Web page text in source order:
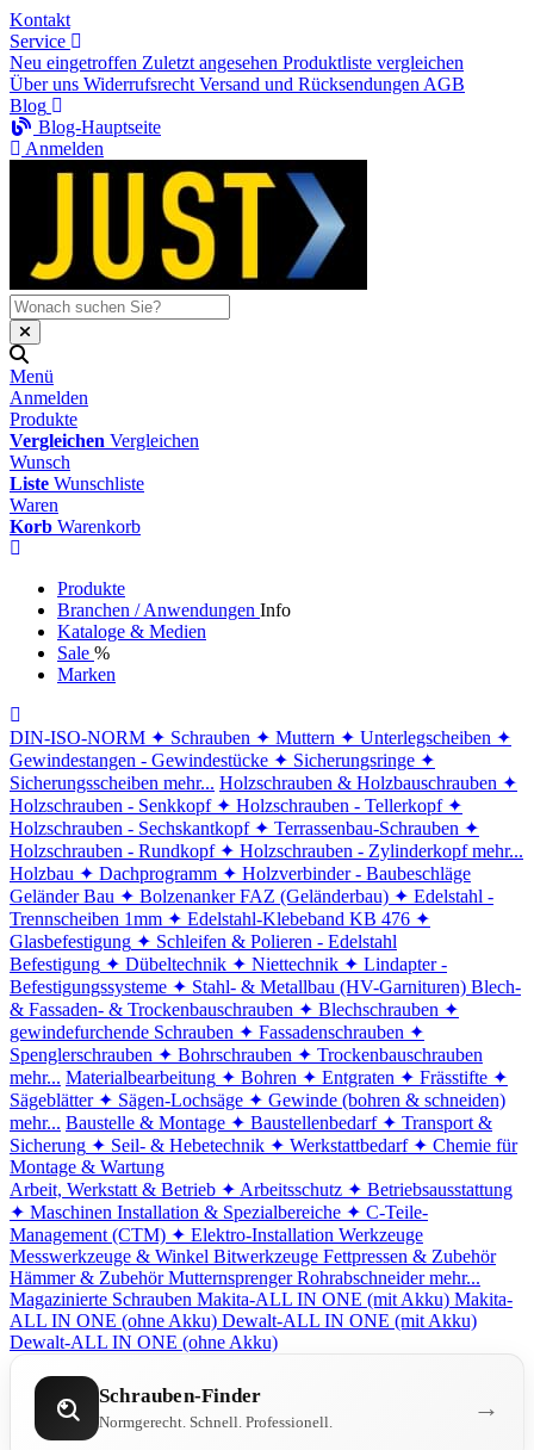
Kontakt
Service
Neu eingetroffen Zuletzt angesehen Produktliste vergleichen
Über uns Widerrufsrecht Versand und Rücksendungen AGB
Blog
Blog-Hauptseite
Anmelden
Menü
Anmelden
Produkte
Vergleichen Vergleichen
Wunsch
Liste Wunschliste
Waren
Korb Warenkorb
Produkte
Branchen / Anwendungen Info
Kataloge & Medien
Sale %
Marken
DIN-ISO-NORM ✦ Schrauben ✦ Muttern ✦ Unterlegscheiben ✦
Gewindestangen - Gewindestücke ✦ Sicherungsringe ✦
Sicherungsscheiben mehr... Holzschrauben & Holzbauschrauben ✦
Holzschrauben - Senkkopf ✦ Holzschrauben - Tellerkopf ✦
Holzschrauben - Sechskantkopf ✦ Terrassenbau-Schrauben ✦
Holzschrauben - Rundkopf ✦ Holzschrauben - Zylinderkopf mehr...
Holzbau ✦ Dachprogramm ✦ Holzverbinder - Baubeschläge
Geländer Bau ✦ Bolzenanker FAZ (Geländerbau) ✦ Edelstahl -
Trennscheiben 1mm ✦ Edelstahl-Klebeband KB 476 ✦
Glasbefestigung ✦ Schleifen & Polieren - Edelstahl
Befestigung ✦ Dübeltechnik ✦ Niettechnik ✦ Lindapter -
Befestigungssysteme ✦ Stahl- & Metallbau (HV-Garnituren) Blech-
& Fassaden- & Trockenbauschrauben ✦ Blechschrauben ✦
gewindefurchende Schrauben ✦ Fassadenschrauben ✦
Spenglerschrauben ✦ Bohrschrauben ✦ Trockenbauschrauben
mehr... Materialbearbeitung ✦ Bohren ✦ Entgraten ✦ Frässtifte ✦
Sägeblätter ✦ Sägen-Lochsäge ✦ Gewinde (bohren & schneiden)
mehr... Baustelle & Montage ✦ Baustellenbedarf ✦ Transport &
Sicherung ✦ Seil- & Hebetechnik ✦ Werkstattbedarf ✦ Chemie für
Montage & Wartung
Arbeit, Werkstatt & Betrieb ✦ Arbeitsschutz ✦ Betriebsausstattung
✦ Maschinen Installation & Spezialbereiche ✦ C-Teile-
Management (CTM) ✦ Elektro-Installation Werkzeuge
Messwerkzeuge & Winkel Bitwerkzeuge Fettpressen & Zubehör
Hämmer & Zubehör Mutternsprenger Rohrabschneider mehr...
Magazinierte Schrauben Makita-ALL IN ONE (mit Akku) Makita-
ALL IN ONE (ohne Akku) Dewalt-ALL IN ONE (mit Akku)
Dewalt-ALL IN ONE (ohne Akku)
Schrauben-Finder
Normgerecht. Schnell. Professionell. →